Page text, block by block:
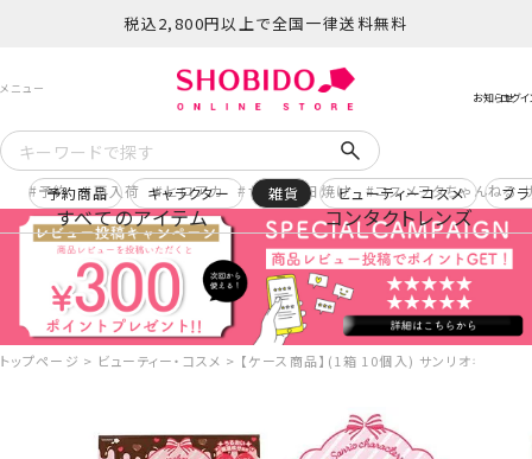
税込2,800円以上で全国一律送料無料
予約 再入荷 ヒロアカ サンリオ日焼け コスメヲタちゃんねる
すべてのアイテム コンタクトレンズ
予約商品 キャラクター 雑貨 ビューティーコスメ ブ
トップページ ビューティー・コスメ 【ケース商品】(1箱 10個入) サンリオキャラ